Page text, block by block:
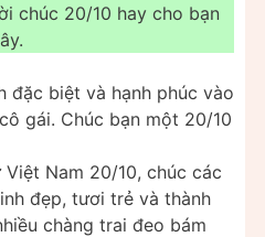
chúc 20/10 hay cho bạn
đặc biệt và hạnh phúc vào
gái. Chúc bạn một 20/10
Việt Nam 20/10, chúc các
đẹp, tươi trẻ và thành
chàng trai đeo bám